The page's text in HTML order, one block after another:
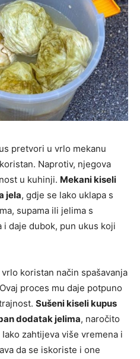
pretvori u vrlo mekanu
Naprotiv, njegova
u kuhinji. Mekani kiseli
jela, gdje se lako uklapa s
supama ili jelima s
i daje dubok, pun ukus koji
koristan način spašavanja
proces mu daje potpuno
Sušeni kiseli kupus
dodatak jelima, naročito
zahtijeva više vremena i
da se iskoriste i one